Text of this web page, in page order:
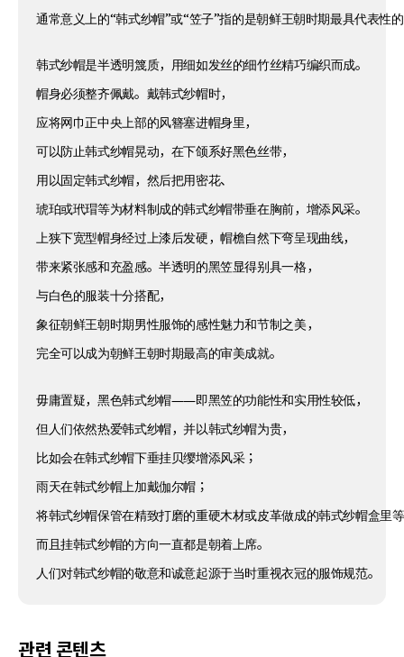
通常意义上的“韩式纱帽”或“笠子”指的是朝鲜王朝时期最具代表性
韩式纱帽是半透明篾质，用细如发丝的细竹丝精巧编织而成。
帽身必须整齐佩戴。戴韩式纱帽时，
应将网巾正中央上部的风簪塞进帽身里，
可以防止韩式纱帽晃动，在下颌系好黑色丝带，
用以固定韩式纱帽，然后把用密花、
琥珀或玳瑁等为材料制成的韩式纱帽带垂在胸前，增添风采。
上狭下宽型帽身经过上漆后发硬，帽檐自然下弯呈现曲线，
带来紧张感和充盈感。半透明的黑笠显得别具一格，
与白色的服装十分搭配，
象征朝鲜王朝时期男性服饰的感性魅力和节制之美，
完全可以成为朝鲜王朝时期最高的审美成就。
毋庸置疑，黑色韩式纱帽——即黑笠的功能性和实用性较低，
但人们依然热爱韩式纱帽，并以韩式纱帽为贵，
比如会在韩式纱帽下垂挂贝缨增添风采；
雨天在韩式纱帽上加戴伽尔帽；
将韩式纱帽保管在精致打磨的重硬木材或皮革做成的韩式纱帽盒里
而且挂韩式纱帽的方向一直都是朝着上席。
人们对韩式纱帽的敬意和诚意起源于当时重视衣冠的服饰规范。
관련 콘텐츠